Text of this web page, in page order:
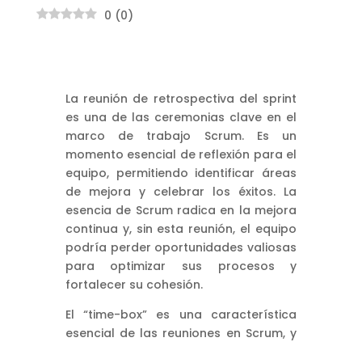
0 (0)
La reunión de retrospectiva del sprint
es una de las ceremonias clave en el
marco de trabajo Scrum. Es un
momento esencial de reflexión para el
equipo, permitiendo identificar áreas
de mejora y celebrar los éxitos. La
esencia de Scrum radica en la mejora
continua y, sin esta reunión, el equipo
podría perder oportunidades valiosas
para optimizar sus procesos y
fortalecer su cohesión.
El “time-box” es una característica
esencial de las reuniones en Scrum, y